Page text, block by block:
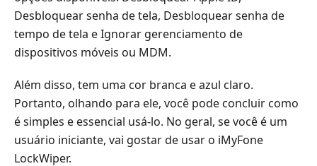
Desbloquear senha de tela, Desbloquear senha de
tempo de tela e Ignorar gerenciamento de
dispositivos móveis ou MDM.
Além disso, tem uma cor branca e azul claro.
Portanto, olhando para ele, você pode concluir como
é simples e essencial usá-lo. No geral, se você é um
usuário iniciante, vai gostar de usar o iMyFone
LockWiper.